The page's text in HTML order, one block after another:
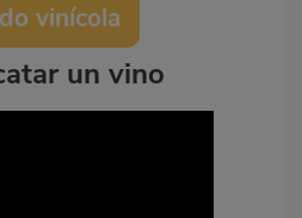
vinícola
un vino